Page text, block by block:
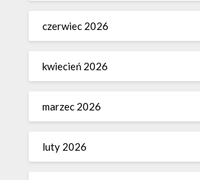
czerwiec 2026
kwiecień 2026
marzec 2026
luty 2026